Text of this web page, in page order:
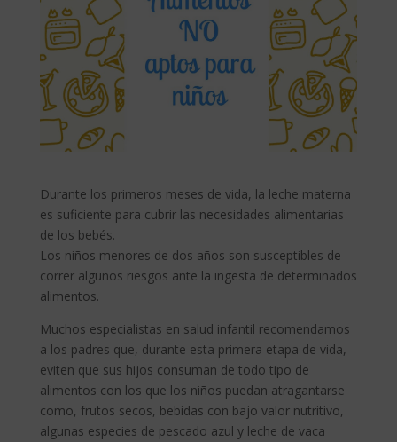
Durante los primeros meses de vida, la leche materna
es suficiente para cubrir las necesidades alimentarias
de los bebés.
Los niños menores de dos años son susceptibles de
correr algunos riesgos ante la ingesta de determinados
alimentos.
Muchos especialistas en salud infantil recomendamos
a los padres que, durante esta primera etapa de vida,
eviten que sus hijos consuman de todo tipo de
alimentos con los que los niños puedan atragantarse
como, frutos secos, bebidas con bajo valor nutritivo,
algunas especies de pescado azul y leche de vaca